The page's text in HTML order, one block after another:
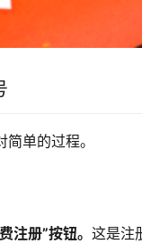
单的过程。
注册”按钮。这是注